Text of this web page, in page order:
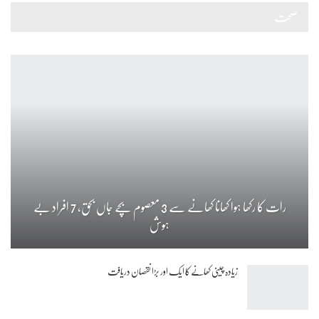
رات کا رکھا ہوا کھانا کھانے سے 3 معصوم بچے جاں بحق، 7 افراد بے
ہوش
زیادہ چینی کھانے کا ایک اور بڑا نقصان دریافت